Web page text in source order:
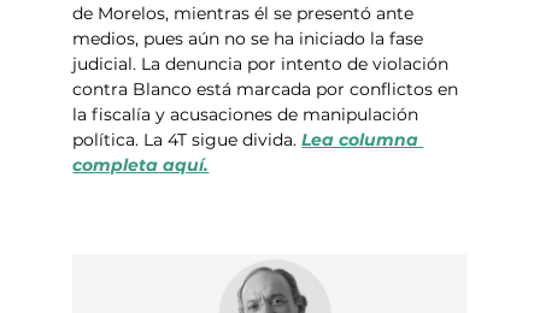
de Morelos, mientras él se presentó ante
medios, pues aún no se ha iniciado la fase
judicial. La denuncia por intento de violación
contra Blanco está marcada por conflictos en
la fiscalía y acusaciones de manipulación
política. La 4T sigue divida. Lea columna
completa aquí.